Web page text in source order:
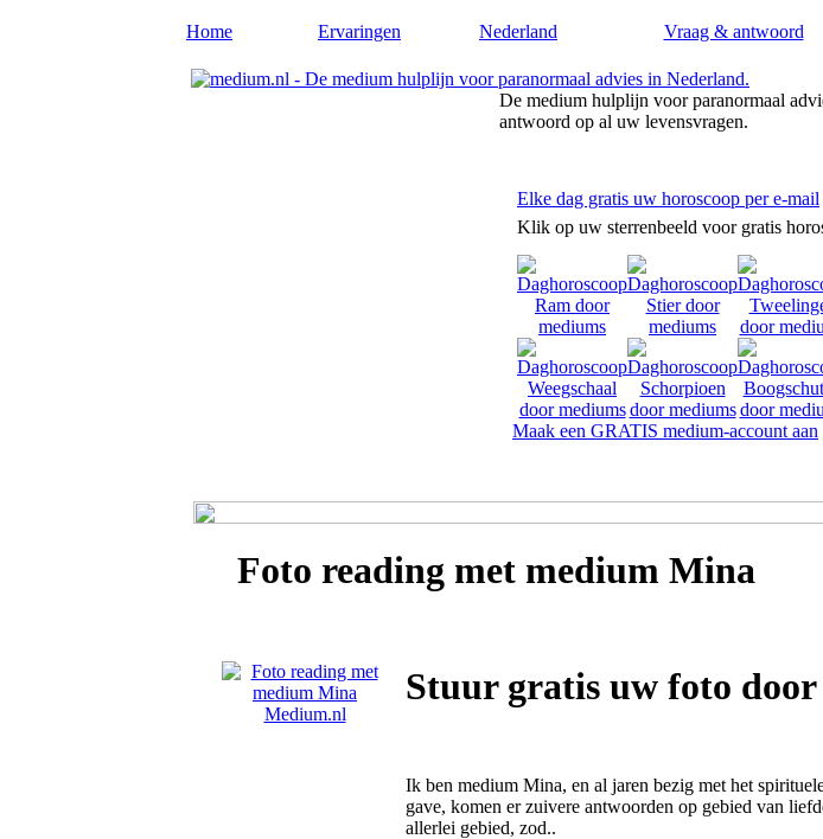
Home Ervaringen Nederland Vraag & antwoord
De medium hulplijn voor paranormaal
antwoord op al uw levensvragen.
Elke dag gratis uw horoscoop per e-mail
Klik op uw sterrenbeeld voor gratis
Maak een GRATIS medium-account aan
Foto reading met medium Mina
Stuur gratis uw foto
Ik ben medium Mina, en al jaren bezig met het
gave, komen er zuivere antwoorden op gebied van
allerlei gebied, zod..